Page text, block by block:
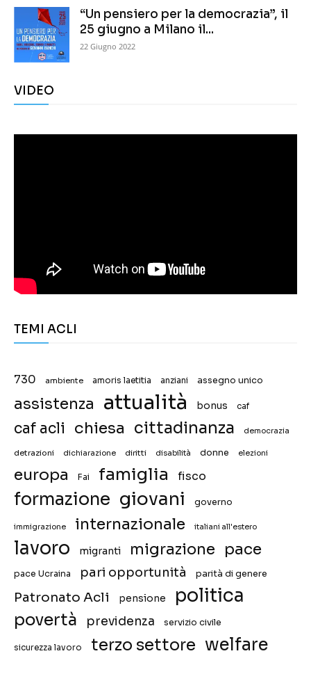
“Un pensiero per la democrazia”, il
25 giugno a Milano il...
22 Giugno 2022
VIDEO
TEMI ACLI
730 ambiente amoris laetitia anziani assegno unico
assistenza attualità bonus caf
caf acli chiesa cittadinanza democrazia
detrazioni dichiarazione diritti disabilità donne elezioni
europa Fai famiglia fisco
formazione giovani governo
immigrazione internazionale italiani all'estero
lavoro migranti migrazione pace
pace Ucraina pari opportunità parità di genere
Patronato Acli pensione politica
povertà previdenza servizio civile
sicurezza lavoro terzo settore welfare